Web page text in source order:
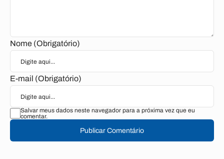
Nome (Obrigatório)
E-mail (Obrigatório)
Salvar meus dados neste navegador para a próxima vez que eu
comentar.
Publicar Comentário